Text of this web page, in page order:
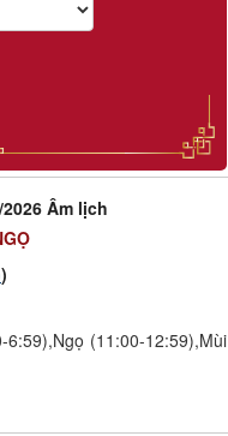
Âm lịch
)
(11:00-12:59),Mùi